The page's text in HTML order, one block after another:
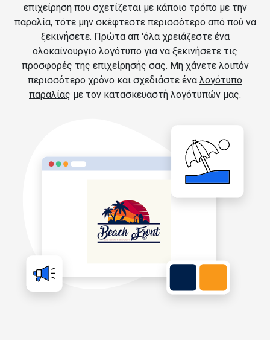
επιχείρηση που σχετίζεται με κάποιο τρόπο με την
παραλία, τότε μην σκέφτεστε περισσότερο από πού να
ξεκινήσετε. Πρώτα απ 'όλα χρειάζεστε ένα
ολοκαίνουργιο λογότυπο για να ξεκινήσετε τις
προσφορές της επιχείρησής σας. Μη χάνετε λοιπόν
περισσότερο χρόνο και σχεδιάστε ένα λογότυπο
παραλίας με τον κατασκευαστή λογότυπών μας.